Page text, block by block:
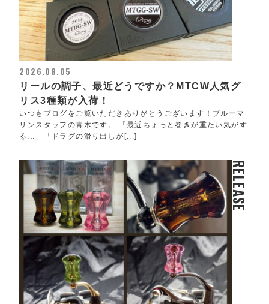
2026.08.05
リールの調子、最近どうですか？MTCW人気グ
リス3種類が入荷！
いつもブログをご覧いただきありがとうございます！ブルーマ
リンスタッフの青木です。 「最近ちょっと巻きが重たい気がす
る…」「ドラグの滑り出しが[...]
RELEASE